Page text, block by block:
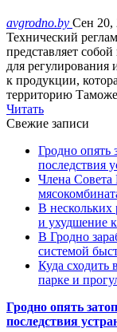
avgrodno.by Сен 20,
Технический
представляет
для регулирования
к продукции,
территорию
Читать
Свежие записи
Гродно опять
последствия
Члена Совета
В нескольких
и ухудшение
В Гродно
системой
Куда сходить
парке и
Гродно опять
последствия